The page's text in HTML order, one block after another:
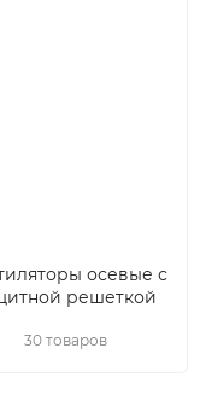
осевые с
решеткой
30 товаров